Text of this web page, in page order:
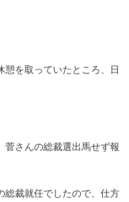
憩を取っていたところ、日
菅さんの総裁選出馬せず報
総裁就任でしたので、仕方